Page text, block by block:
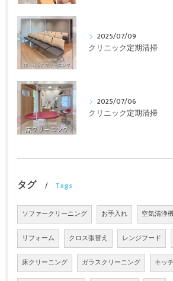
2025/07/09
クリニック定期清掃
2025/07/06
クリニック定期清掃
タグ Tags
ソファークリーニング お手入れ 空気清浄
リフォーム クロス張替え レンジフード
床クリーニング ガラスクリーニング キッ